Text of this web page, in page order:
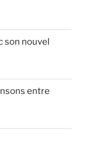
son nouvel
entre